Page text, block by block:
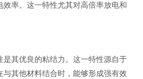
率。这一特性尤其对高倍率放电和
其优良的粘结力。这一特性源自于
其他材料结合时，能够形成强有效